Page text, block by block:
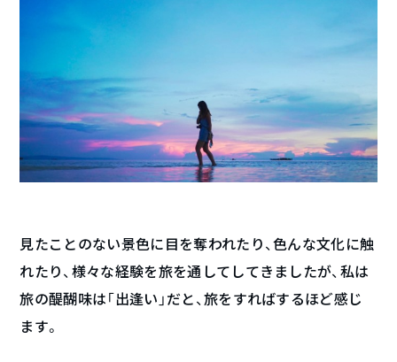
見たことのない景色に目を奪われたり、色んな文化に触
れたり、様々な経験を旅を通してしてきましたが、私は
旅の醍醐味は「出逢い」だと、旅をすればするほど感じ
ます。